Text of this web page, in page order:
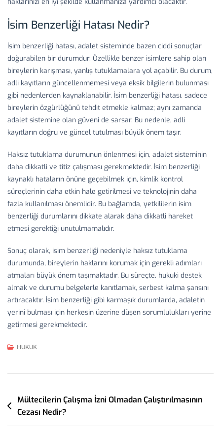
İsim Benzerliği Hatası Nedir?
İsim benzerliği hatası, adalet sisteminde bazen ciddi sonuçlar
doğurabilen bir durumdur. Özellikle benzer isimlere sahip olan
bireylerin karışması, yanlış tutuklamalara yol açabilir. Bu durum,
adli kayıtların güncellenmemesi veya eksik bilgilerin bulunması
gibi nedenlerden kaynaklanabilir. İsim benzerliği hatası, sadece
bireylerin özgürlüğünü tehdit etmekle kalmaz; aynı zamanda
adalet sistemine olan güveni de sarsar. Bu nedenle, adli
kayıtların doğru ve güncel tutulması büyük önem taşır.
Haksız tutuklama durumunun önlenmesi için, adalet sisteminin
daha dikkatli ve titiz çalışması gerekmektedir. İsim benzerliği
kaynaklı hataların önüne geçebilmek için, kimlik kontrol
süreçlerinin daha etkin hale getirilmesi ve teknolojinin daha
fazla kullanılması önemlidir. Bu bağlamda, yetkililerin isim
benzerliği durumlarını dikkate alarak daha dikkatli hareket
etmesi gerektiği unutulmamalıdır.
Sonuç olarak, isim benzerliği nedeniyle haksız tutuklama
durumunda, bireylerin haklarını korumak için gerekli adımları
atmaları büyük önem taşımaktadır. Bu süreçte, hukuki destek
almak ve durumu belgelerle kanıtlamak, serbest kalma şansını
artıracaktır. İsim benzerliği gibi karmaşık durumlarda, adaletin
yerini bulması için herkesin üzerine düşen sorumlulukları yerine
getirmesi gerekmektedir.
HUKUK
Yazı
Gezinmesi
Mültecilerin Çalışma İzni Olmadan Çalıştırılmasının
Cezası Nedir?